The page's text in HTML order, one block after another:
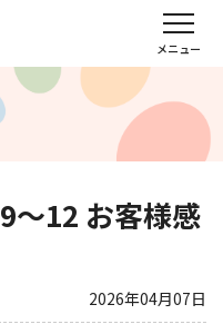
メニュー
レンタル会議室予約
福野タウンホテル
～12 お客様感
2026年04月07日